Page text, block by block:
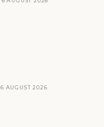
6 AUGUST 2026